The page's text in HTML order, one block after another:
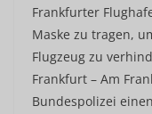
Frankfurter
Maske zu tragen,
Flugzeug zu
Frankfurt – Am
Bundespolizei